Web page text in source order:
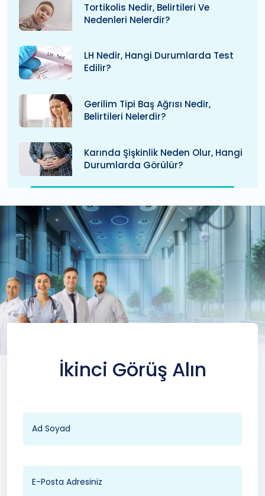
Tortikolis Nedir, Belirtileri Ve
Nedenleri Nelerdir?
LH Nedir, Hangi Durumlarda Test
Edilir?
Gerilim Tipi Baş Ağrısı Nedir,
Belirtileri Nelerdir?
Karında Şişkinlik Neden Olur, Hangi
Durumlarda Görülür?
İkinci Görüş Alın